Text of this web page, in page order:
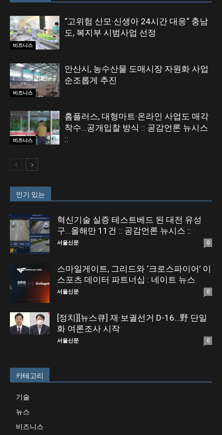
비즈니스
“고위험 산모·신생아 24시간 대응“ 충남
도, 복지부 시범사업 선정
비즈니스
안산시, 농수산물 도매시장 자원화 사업
순조롭게 추진
비즈니스
홈플러스, 대형마트·온라인 사업도 매각
착수…공개입찰 방식 :: 공감언론 뉴시스
::
인기 있는
혁신기술 실증 테스트베드 된 대전 유성
구…올해만 11건 :: 공감언론 뉴시스 ::
서울신문 0
스마일게이트, 그리드와 ‘크로스파이어’ 이
스포츠 데이터 파트너십 : 네이트 뉴스
서울신문 0
[정치][뉴스큐] 재·보궐선거 D-16…野 단일
화 여론조사 시작
서울신문 0
카테고리
기술
뉴스
비즈니스